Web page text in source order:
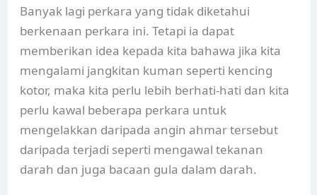
Banyak lagi perkara yang tidak diketahui
berkenaan perkara ini. Tetapi ia dapat
memberikan idea kepada kita bahawa jika kita
mengalami jangkitan kuman seperti kencing
kotor, maka kita perlu lebih berhati-hati dan kita
perlu kawal beberapa perkara untuk
mengelakkan daripada angin ahmar tersebut
daripada terjadi seperti mengawal tekanan
darah dan juga bacaan gula dalam darah.